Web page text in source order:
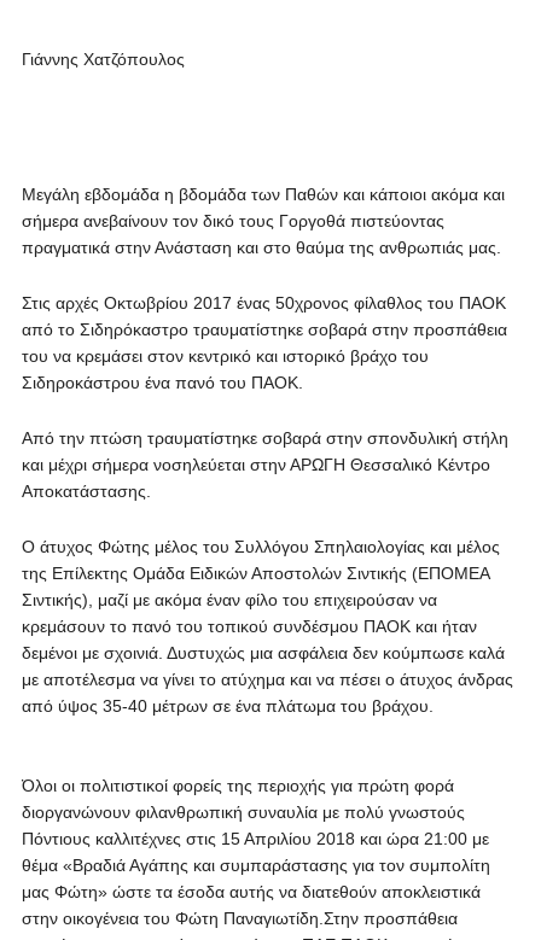
Γιάννης Χατζόπουλος
Μεγάλη εβδομάδα η βδομάδα των Παθών και κάποιοι ακόμα και
σήμερα ανεβαίνουν τον δικό τους Γοργοθά πιστεύοντας
πραγματικά στην Ανάσταση και στο θαύμα της ανθρωπιάς μας.
Στις αρχές Οκτωβρίου 2017 ένας 50χρονος φίλαθλος του ΠΑΟΚ
από το Σιδηρόκαστρο τραυματίστηκε σοβαρά στην προσπάθεια
του να κρεμάσει στον κεντρικό και ιστορικό βράχο του
Σιδηροκάστρου ένα πανό του ΠΑΟΚ.
Από την πτώση τραυματίστηκε σοβαρά στην σπονδυλική στήλη
και μέχρι σήμερα νοσηλεύεται στην ΑΡΩΓΗ Θεσσαλικό Κέντρο
Αποκατάστασης.
Ο άτυχος Φώτης μέλος του Συλλόγου Σπηλαιολογίας και μέλος
της Επίλεκτης Ομάδα Ειδικών Αποστολών Σιντικής (ΕΠΟΜΕΑ
Σιντικής), μαζί με ακόμα έναν φίλο του επιχειρούσαν να
κρεμάσουν το πανό του τοπικού συνδέσμου ΠΑΟΚ και ήταν
δεμένοι με σχοινιά. Δυστυχώς μια ασφάλεια δεν κούμπωσε καλά
με αποτέλεσμα να γίνει το ατύχημα και να πέσει ο άτυχος άνδρας
από ύψος 35-40 μέτρων σε ένα πλάτωμα του βράχου.
Όλοι οι πολιτιστικοί φορείς της περιοχής για πρώτη φορά
διοργανώνουν φιλανθρωπική συναυλία με πολύ γνωστούς
Πόντιους καλλιτέχνες στις 15 Απριλίου 2018 και ώρα 21:00 με
θέμα «Βραδιά Αγάπης και συμπαράστασης για τον συμπολίτη
μας Φώτη» ώστε τα έσοδα αυτής να διατεθούν αποκλειστικά
στην οικογένεια του Φώτη Παναγιωτίδη.Στην προσπάθεια